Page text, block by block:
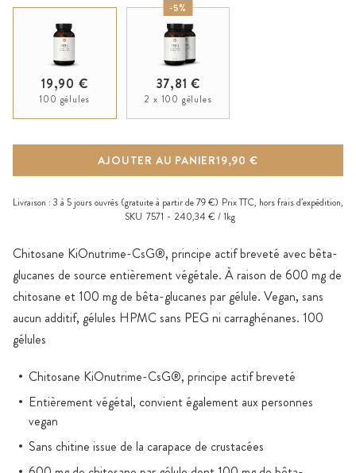
Chitosane KiOnutrime-CsG®, principe actif breveté avec bêta-
glucanes de source entièrement végétale. À raison de 600 mg de
chitosane et 100 mg de bêta-glucanes par gélule. Vegan, sans
aucun additif, gélules HPMC sans PEG ni carraghénanes. 100
gélules
Chitosane KiOnutrime-CsG®, principe actif breveté
Entièrement végétal, convient également aux personnes
vegan
Sans chitine issue de la carapace de crustacées
19,90 €
100 gélules
-5%
37,81 €
2 x 100 gélules
AJOUTER AU PANIER19,90 €
Livraison : 3 à 5 jours ouvrés (gratuite à partir de 79 €) Prix TTC, horsfrais d’expédition,
SKU 7571 240,34 € / 1kg